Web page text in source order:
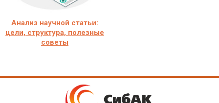
Анализ научной статьи:
цели, структура, полезные
советы